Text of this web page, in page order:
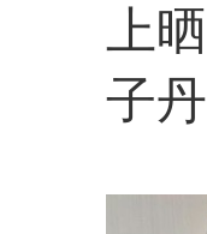
上
子